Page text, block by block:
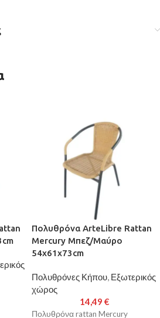
Πολυθρόνα ArteLibre Rattan
Mercury Μπεζ/Μαύρο
54x61x73cm
Πολυθρόνες Κήπου, Εξωτερικός
χώρος
14,49 €
Πολυθρόνα rattan Mercury